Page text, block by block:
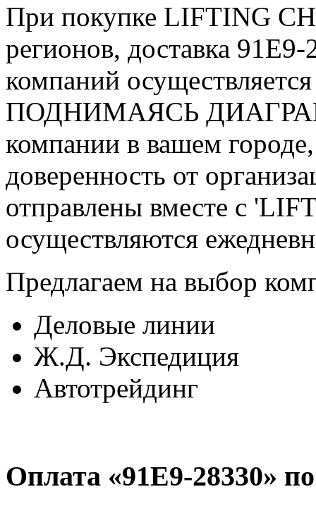
При покупке LIFTING
регионов, доставка
компаний
ПОДНИМАЯСЬ
компании в вашем
доверенность от
отправлены вместе с
осуществляются
Предлагаем на выбор
Деловые линии
Ж.Д. Экспедиция
Автотрейдинг
Оплата «91E9-28330»